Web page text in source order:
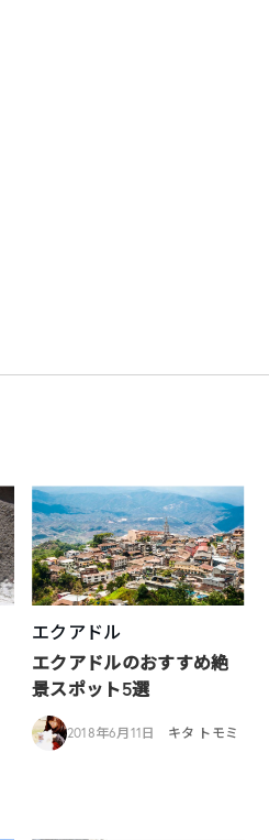
エクアドル
エクアドルのおすすめ絶
景スポット5選
2018年6月11日 キタ トモミ